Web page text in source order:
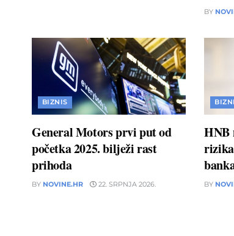
BY
BIZNIS
General Motors prvi put od
početka 2025. bilježi rast
prihoda
BY NOVINE.HR 22. SRPNJA 2026.
HNB
BY